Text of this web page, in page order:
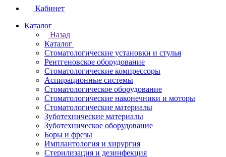
Кабинет
Каталог
Назад
Каталог
Стоматологические установки и стулья
Рентгеновское оборудование
Стоматологические компрессоры
Аспирационные системы
Стоматологическое оборудование
Стоматологические наконечники и моторы
Стоматологические материалы
Зуботехнические материалы
Зуботехническое оборудование
Боры и фрезы
Имплантология и хирургия
Стерилизация и дезинфекция